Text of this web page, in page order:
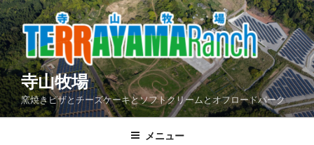
コ
ン
テ
ン
ツ
へ
ス
寺山牧場
窯焼きピザとチーズケーキとソフトクリームとオフロードパーク
メニュー